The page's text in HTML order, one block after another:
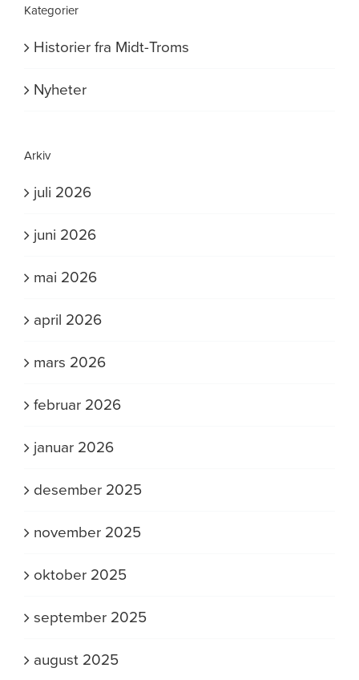
Kategorier
Historier fra Midt-Troms
Nyheter
Arkiv
juli 2026
juni 2026
mai 2026
april 2026
mars 2026
februar 2026
januar 2026
desember 2025
november 2025
oktober 2025
september 2025
august 2025